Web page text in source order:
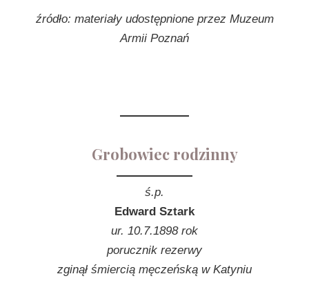
źródło: materiały udostępnione przez Muzeum
Armii Poznań
Grobowiec rodzinny
ś.p.
Edward Sztark
ur. 10.7.1898 rok
porucznik rezerwy
zginął śmiercią męczeńską w Katyniu